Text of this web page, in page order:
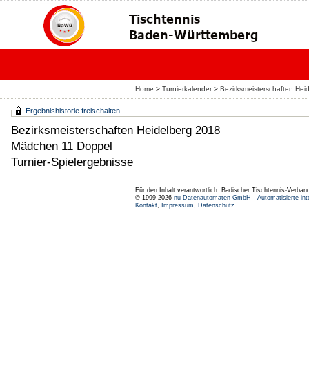
Home > Turnierkalender> Bezirksmeisterschaften
Ergebnishistorie freischalten ...
Bezirksmeisterschaften Heidelberg 2018
Mädchen 11 Doppel
Turnier-Spielergebnisse
Für den Inhalt verantwortlich: Badischer Tischtennis-
© 1999-2026 nu Datenautomaten GmbH - Automatisierte
Kontakt, Impressum, Datenschutz